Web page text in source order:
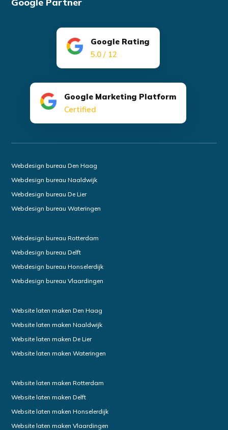
Google Partner
Google Rating
5.0 / 12
Google Marketing Platform
Certified
Webdesign bureau Den Haag
Webdesign bureau Naaldwijk
Webdesign bureau De Lier
Webdesign bureau Wateringen
Webdesign bureau Rotterdam
Webdesign bureau Delft
Webdesign bureau Honselerdijk
Webdesign bureau Vlaardingen
Website laten maken Den Haag
Website laten maken Naaldwijk
Website laten maken De Lier
Website laten maken Wateringen
Website laten maken Rotterdam
Website laten maken Delft
Website laten maken Honselerdijk
Website laten maken Vlaardingen